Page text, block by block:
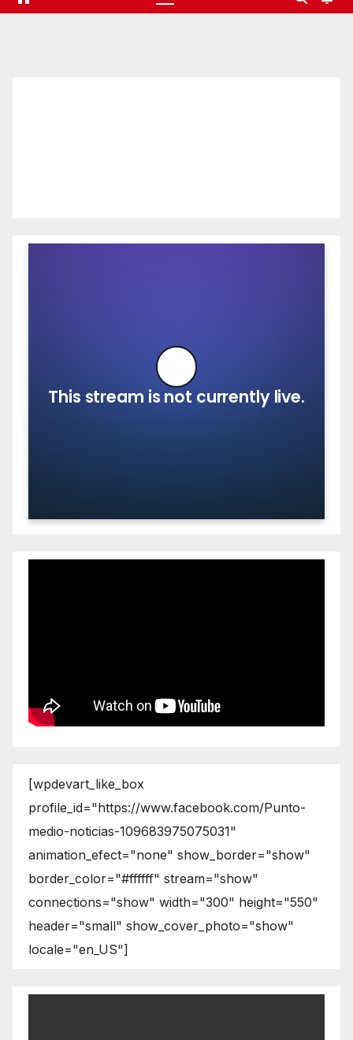
[wpdevart_like_box
profile_id="https://www.facebook.com/Punto-
medio-noticias-109683975075031"
animation_efect="none" show_border="show"
border_color="#ffffff" stream="show"
connections="show" width="300" height="550"
header="small" show_cover_photo="show"
locale="en_US"]